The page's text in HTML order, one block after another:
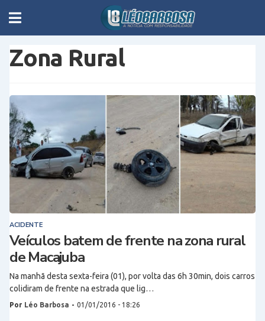
Zona Rural
ACIDENTE
Veículos batem de frente na zona rural
de Macajuba
Na manhã desta sexta-feira (01), por volta das 6h 30min, dois carros
colidiram de frente na estrada que lig…
Por Léo Barbosa - 01/01/2016 - 18:26